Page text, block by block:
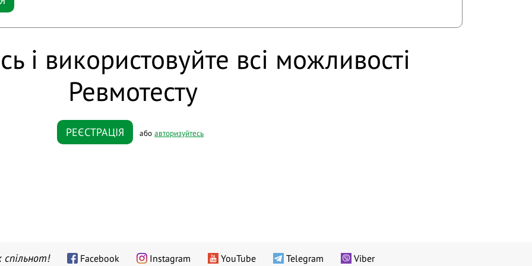
і використовуйте всі можливості
Ревмотесту
РЕЄСТРАЦІЯ абоавторизуйтесь
спільнот! Facebook Instagram YouTube Telegram Viber